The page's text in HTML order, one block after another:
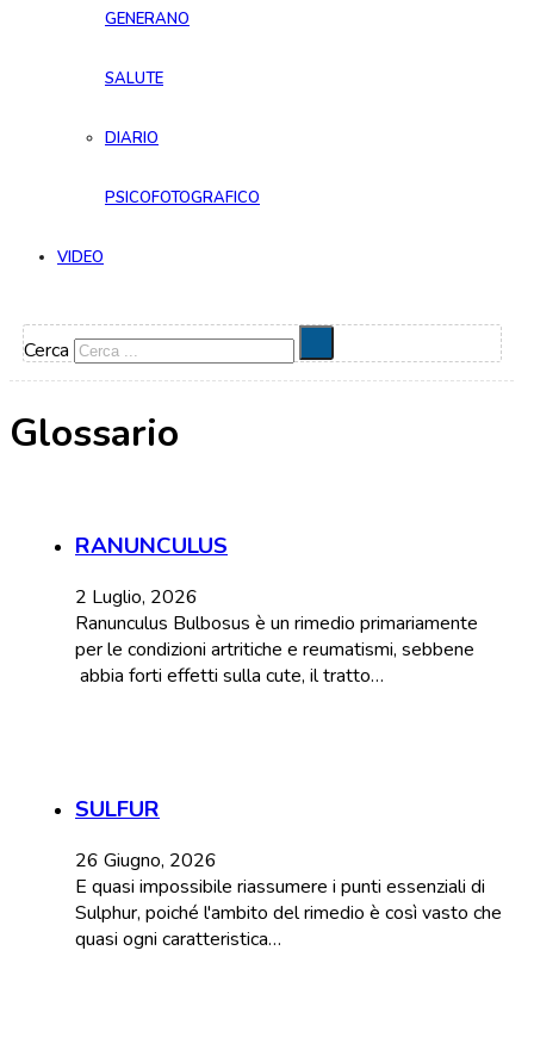
GENERANO
SALUTE
DIARIO
PSICOFOTOGRAFICO
VIDEO
Cerca
Glossario
RANUNCULUS
2 Luglio, 2026
Ranunculus Bulbosus è un rimedio primariamente
per le condizioni artritiche e reumatismi, sebbene
abbia forti effetti sulla cute, il tratto…
SULFUR
26 Giugno, 2026
E quasi impossibile riassumere i punti essenziali di
Sulphur, poiché l'ambito del rimedio è così vasto che
quasi ogni caratteristica…